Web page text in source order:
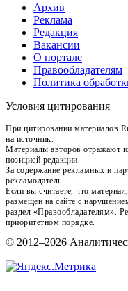
Архив
Реклама
Редакция
Вакансии
О портале
Правообладателям
Политика
Условия цитирования
При цитировании материалов
на источник.
Материалы авторов отражают
позицией редакции.
За содержание рекламных и
рекламодатель.
Если вы считаете, что
размещён на сайте с
раздел «Правообладателям».
приоритетном порядке.
© 2012–2026